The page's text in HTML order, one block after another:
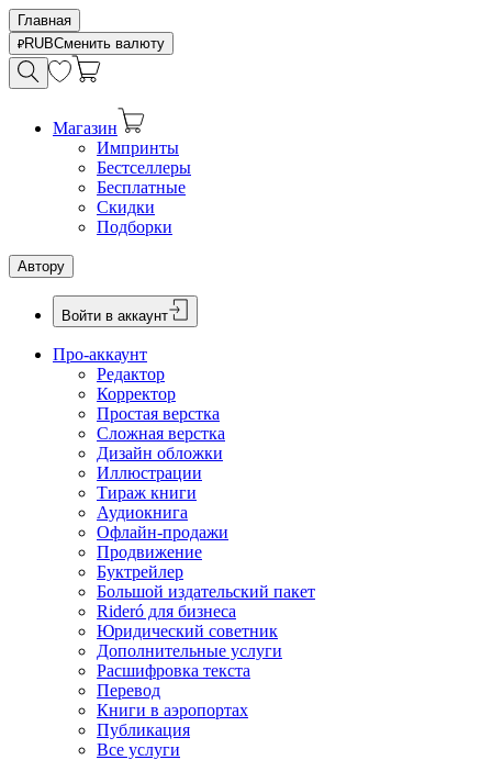
Главная
RUBСменить валюту
Магазин
Импринты
Бестселлеры
Бесплатные
Скидки
Подборки
Автору
Войти в аккаунт
Про-аккаунт
Редактор
Корректор
Простая верстка
Сложная верстка
Дизайн обложки
Иллюстрации
Тираж книги
Аудиокнига
Офлайн-продажи
Продвижение
Буктрейлер
Большой издательский пакет
Rideró для бизнеса
Юридический советник
Дополнительные услуги
Расшифровка текста
Перевод
Книги в аэропортах
Публикация
Все услуги